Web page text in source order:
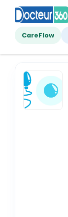
CareFlow